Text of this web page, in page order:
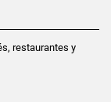
restaurantes y